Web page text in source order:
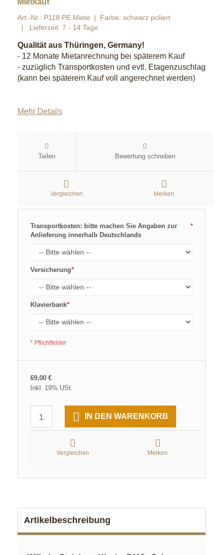
Mietkauf
Art.-Nr.: P118 PE Miete
Farbe: schwarz poliert
Lieferzeit: 7 - 14 Tage
Qualität aus Thüringen, Germany!
- 12 Monate Mietanrechnung bei späterem Kauf
- zuzüglich Transportkosten und evtl. Etagenzuschlag
(kann bei späterem Kauf voll angerechnet werden)
Mehr Details
Teilen Bewertung schreiben
Vergleichen Merken
*
Transportkosten: bitte machen Sie Angaben zur
Anlieferung innerhalb Deutschlands
*
Versicherung
*
Klavierbank
* Pflichtfelder
69,00 €
Inkl. 19% USt.
IN DEN WARENKORB
Vergleichen Merken
Artikelbeschreibung